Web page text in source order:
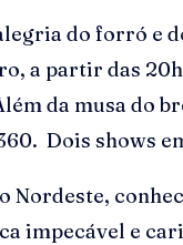
do forró
a partir das
da musa do
Dois shows
Nordeste,
impecável e